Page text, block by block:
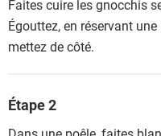
Faites cuire les gnocchis
Égouttez, en réservant
mettez de côté.
Étape 2